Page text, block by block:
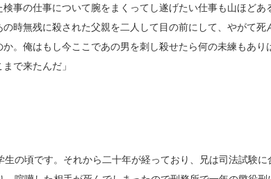
事の仕事について腕をまくってし遂げたい仕事も山ほどあ
時無残に殺された父親を二人して目の前にして、やがて
。俺はもし今ここであの男を刺し殺せたら何の未練もあり
で来たんだ」
の頃です。それから二十年が経っており、兄は司法試験